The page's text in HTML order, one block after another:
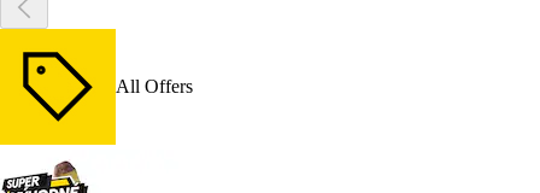
All Offers